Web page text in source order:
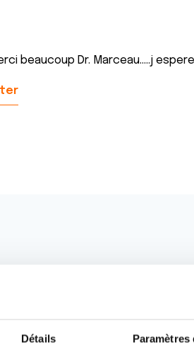
Détails Paramètres
beaucoup Dr. Marceau.....j